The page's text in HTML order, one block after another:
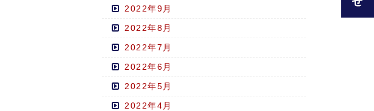
2022年9月
2022年8月
2022年7月
2022年6月
2022年5月
2022年4月